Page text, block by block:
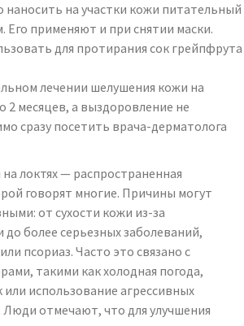
на участки кожи питательный
применяют и при снятии маски.
для протирания сок грейпфрута
лечении шелушения кожи на
2 месяцев, а выздоровление не
сразу посетить врача-дерматолога
локтях — распространенная
говорят многие. Причины могут
от сухости кожи из-за
до более серьезных заболеваний,
псориаз. Часто это связано с
такими как холодная погода,
использование агрессивных
отмечают, что для улучшения